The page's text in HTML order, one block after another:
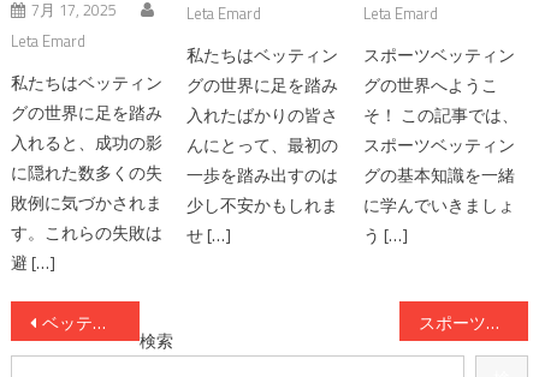
7月 17, 2025
Leta Emard
私たちはベッティン
グの世界に足を踏み
入れると、成功の影
に隠れた数多くの失
敗例に気づかされま
す。これらの失敗は
避 […]
Leta Emard
私たちはベッティン
グの世界に足を踏み
入れたばかりの皆さ
んにとって、最初の
一歩を踏み出すのは
少し不安かもしれま
せ […]
Leta Emard
スポーツベッティン
グの世界へようこ
そ！ この記事では、
スポーツベッティン
グの基本知識を一緒
に学んでいきましょ
う […]
投ベッティング戦略を始める前に確認すること スポーツベッティングで重要なチェックリスト
検索